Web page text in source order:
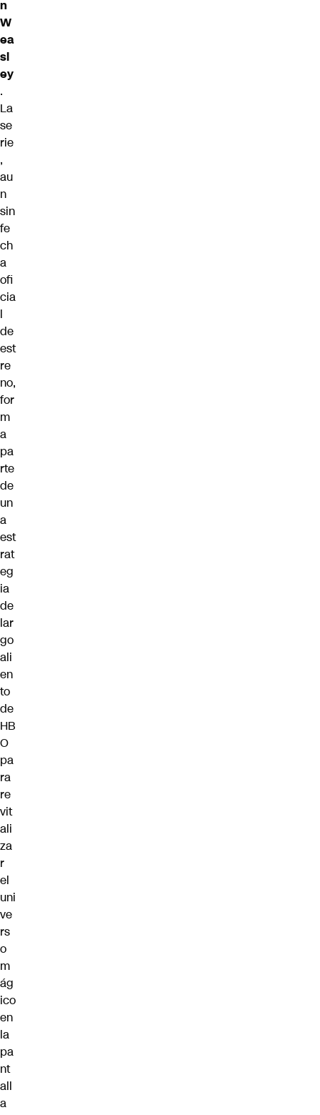
n
W
ea
sl
ey
.
La
se
rie
,
au
n
sin
fe
ch
a
ofi
cia
l
de
est
re
no,
for
m
a
pa
rte
de
un
a
est
rat
eg
ia
de
lar
go
ali
en
to
de
HB
O
pa
ra
re
vit
ali
za
r
el
uni
ve
rs
o
m
ág
ico
en
la
pa
nt
all
a